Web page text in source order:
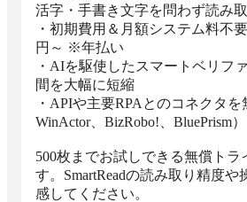
活字・手書き文字を問わず読み
・初期費用＆月額システム料不
円～ ※年払い
・AIを駆使したスマートベリフ
間を大幅に短縮
・APIや主要RPAとのコネクタを
WinActor、BizRobo!、BluePrism）
500枚までお試しできる無償ト
す。SmartReadの読み取り精度
感してください。